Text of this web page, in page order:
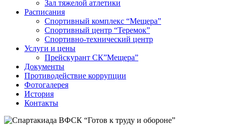
Зал тяжелой атлетики
Расписания
Спортивный комплекс “Мещера”
Спортивный центр “Теремок”
Спортивно-технический центр
Услуги и цены
Прейскурант СК”Мещера”
Документы
Противодействие коррупции
Фотогалерея
История
Контакты